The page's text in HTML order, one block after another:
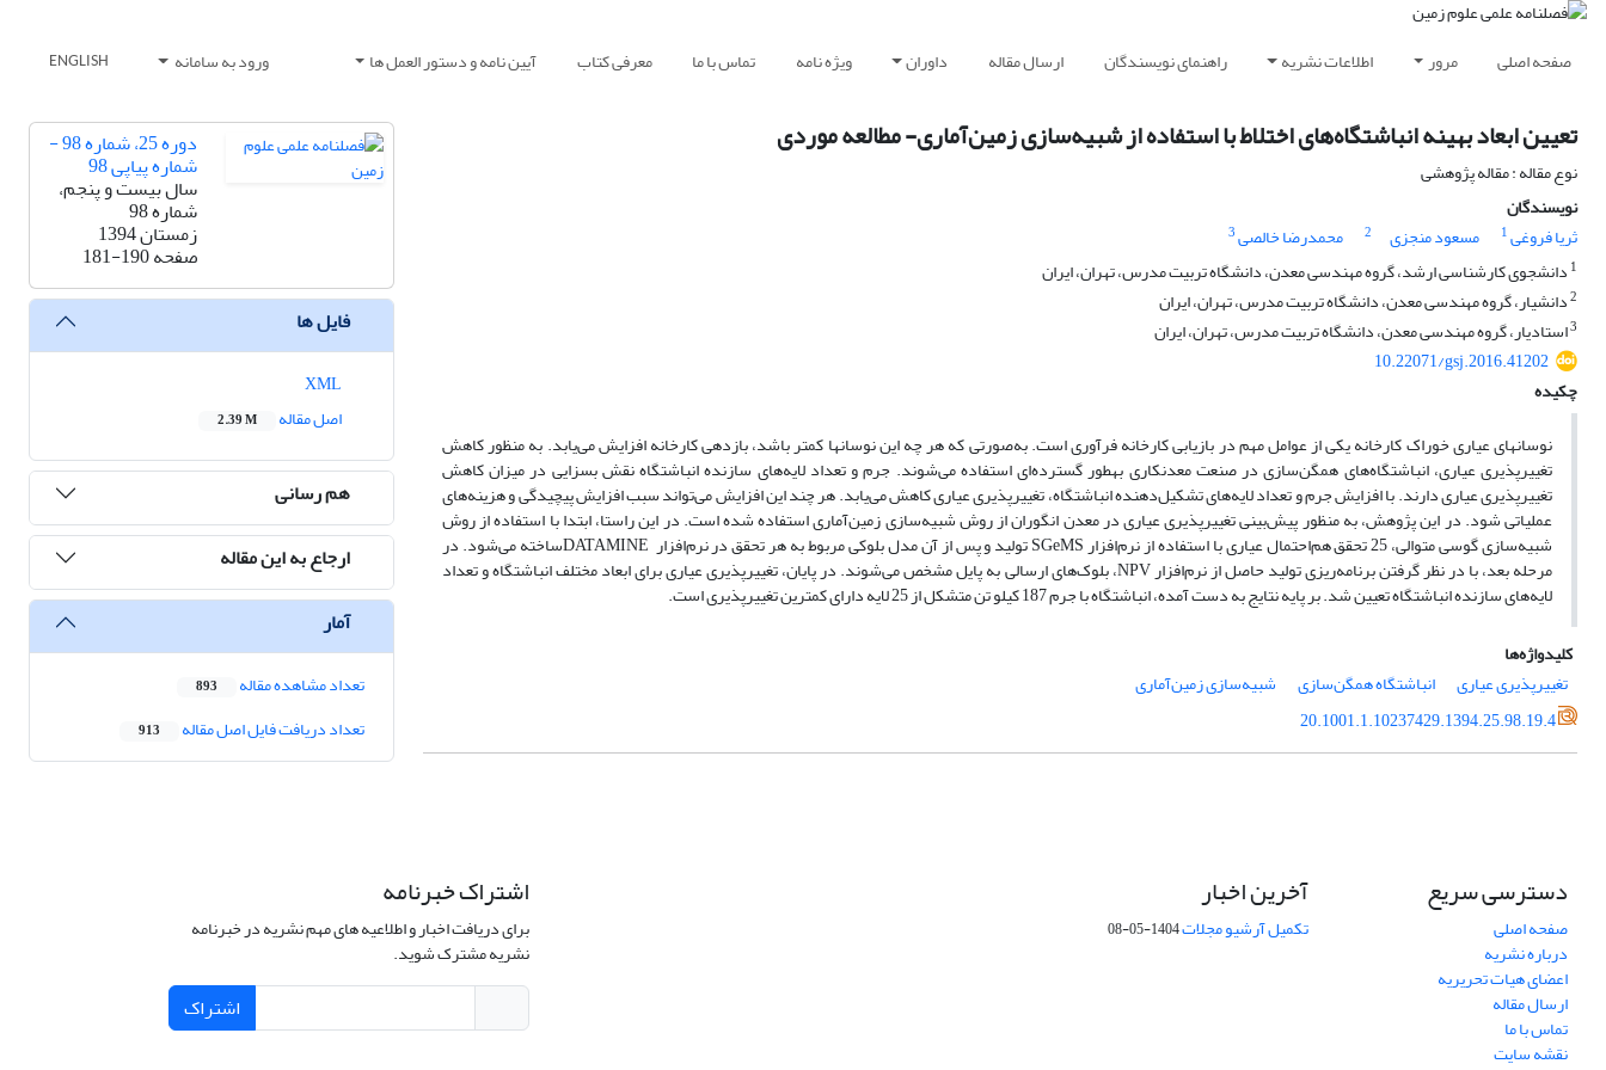
صفحه اصلی مرور اطلاعات نشریه راهنمای نویسندگان ارسال مقاله داوران ویژه نامه تماس با ما معرفی کتاب آیین نامه و دستور العمل ها ورود به سامانه ENGLISH
تعیین ابعاد بهینه انباشتگاه‌های اختلاط با استفاده از شبیه‌سازی زمین‌آماری- مطالعه موردی
نوع مقاله : مقاله پژوهشی
نویسندگان
ثریا فروغی1 مسعود منجزی 2 محمدرضا خالصی3
1 دانشجوی کارشناسی ارشد، گروه مهندسی معدن، دانشگاه تربیت مدرس، تهران، ایران
2دانشیار، گروه مهندسی معدن، دانشگاه تربیت مدرس، تهران، ایران
3استادیار، گروه مهندسی معدن، دانشگاه تربیت مدرس، تهران، ایران
10.22071/gsj.2016.41202
چکیده
نوسان‎های عیاری خوراک کارخانه یکی از عوامل مهم در بازیابی کارخانه فرآوری است. به‌صورتی که هر چه این نوسان‎ها کمتر باشد، بازدهی کارخانه افزایش می‌یابد. به منظور کاهش
تغییرپذیری عیاری، انباشتگاه‌های همگن‌سازی در صنعت معدنکاری به‎طور گسترده‌ای استفاده می‌شوند. جرم و تعداد لایه‌های سازنده انباشتگاه نقش بسزایی در میزان کاهش
تغییرپذیری عیاری دارند. با افزایش جرم و تعداد لایه‌های تشکیل‌دهنده انباشتگاه، تغییرپذیری عیاری کاهش می‌یابد. هر چند این افزایش می‌تواند سبب افزایش پیچیدگی و هزینه‌های
عملیاتی شود. در این پژوهش، به منظور پیش‌بینی تغییرپذیری عیاری در معدن انگوران از روش شبیه‌سازی زمین‌آماری استفاده شده است. در این راستا، ابتدا با استفاده از روش
شبیه‌سازی گوسی متوالی، 25 تحقق هم‌احتمال عیاری با استفاده از نرم‌افزار SGeMS تولید و پس از آن مدل بلوکی مربوط به هر تحقق در نرم‌افزار DATAMINEساخته می‌شود. در
مرحله بعد، با در نظر گرفتن برنامه‌ریزی تولید حاصل از نرم‌افزار NPV، بلوک‌های ارسالی به پایل مشخص می‌شوند. در پایان، تغییرپذیری عیاری برای ابعاد مختلف انباشتگاه و تعداد
لایه‌های سازنده انباشتگاه تعیین شد. بر پایه نتایج به دست آمده، انباشتگاه با جرم 187 کیلو تن متشکل از 25 لایه دارای کمترین تغییرپذیری است.
کلیدواژه‌ها
تغییرپذیری عیاری
انباشتگاه همگن‌سازی
شبیه‌سازی زمین‌آماری
20.1001.1.10237429.1394.25.98.19.4
دوره 25، شماره 98 -
شماره پیاپی 98
سال بیست و پنجم،
شماره 98
زمستان 1394
صفحه181-190
فایل ها
اصل مقاله
2.39 M
هم رسانی
ارجاع به این مقاله
آمار
تعداد مشاهده مقاله 893
تعداد دریافت فایل اصل مقاله 913
دسترسی سریع
صفحه اصلی
درباره نشریه
اعضای هیات تحریریه
ارسال مقاله
تماس با ما
نقشه سایت
آخرین اخبار
تکمیل آرشیو مجلات1404-05-08
اشتراک خبرنامه
برای دریافت اخبار و اطلاعیه های مهم نشریه در خبرنامه
نشریه مشترک شوید.
اشتراک